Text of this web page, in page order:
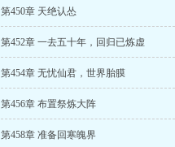
第450章 天绝认怂
第452章 一去五十年，回归已炼虚
第454章 无忧仙君，世界胎膜
第456章 布置祭炼大阵
第458章 准备回寒魄界